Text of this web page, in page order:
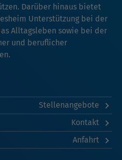
Darüber hinaus bietet
Unterstützung bei der
Alltagsleben sowie bei der
und beruflicher
Stellenangebote
Kontakt
Anfahrt